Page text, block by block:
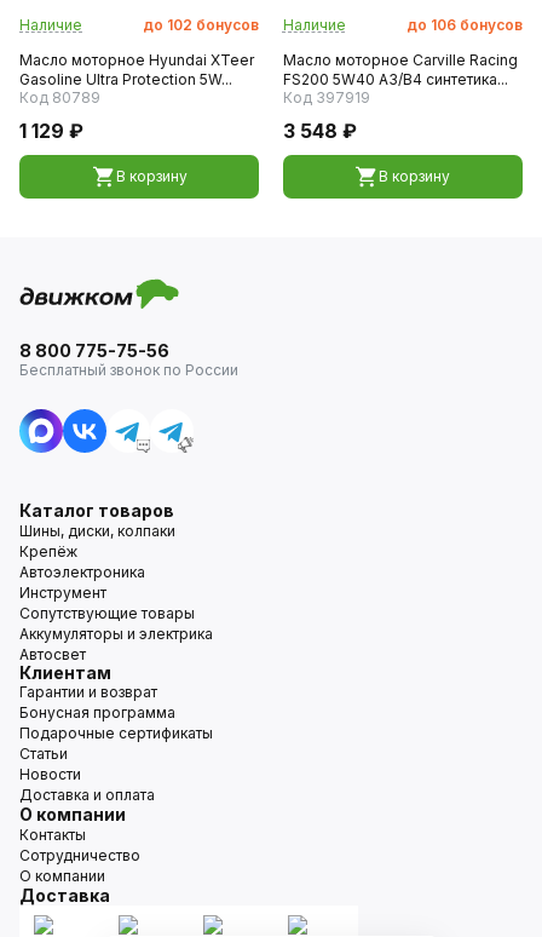
Наличие до 102 бонусов
Масло моторное Hyundai XTeer
Gasoline Ultra Protection 5W...
Код 80789
1 129 ₽
В корзину
Наличие до 106 бонусов
Масло моторное Carville Racing
FS200 5W40 A3/B4 синтетика...
Код 397919
3 548 ₽
В корзину
8 800 775-75-56
Бесплатный звонок по России
Каталог товаров
Шины, диски, колпаки
Крепёж
Автоэлектроника
Инструмент
Сопутствующие товары
Аккумуляторы и электрика
Автосвет
Клиентам
Гарантии и возврат
Бонусная программа
Подарочные сертификаты
Статьи
Новости
Доставка и оплата
О компании
Контакты
Сотрудничество
О компании
Доставка